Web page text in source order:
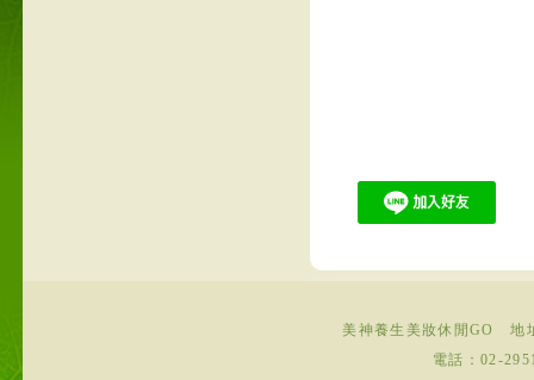
美神養生美妝休閒GO
地
電話： 02-